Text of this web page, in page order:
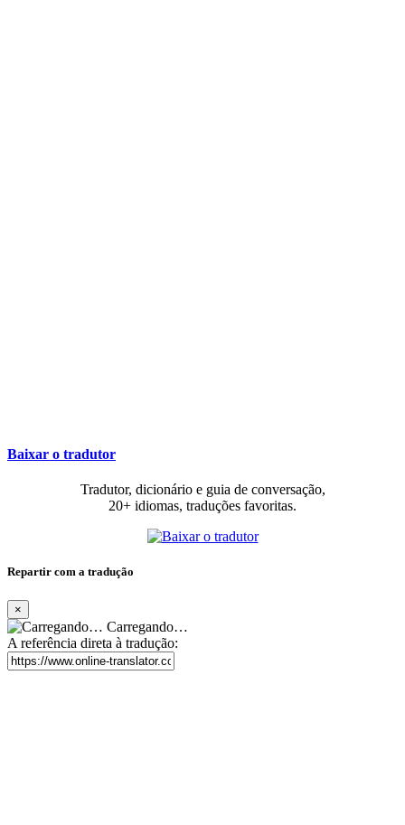
Baixar o tradutor
Tradutor, dicionário e guia de conversação,
20+ idiomas, traduções favoritas.
Repartir com a tradução
×
Carregando…
A referência direta à tradução: